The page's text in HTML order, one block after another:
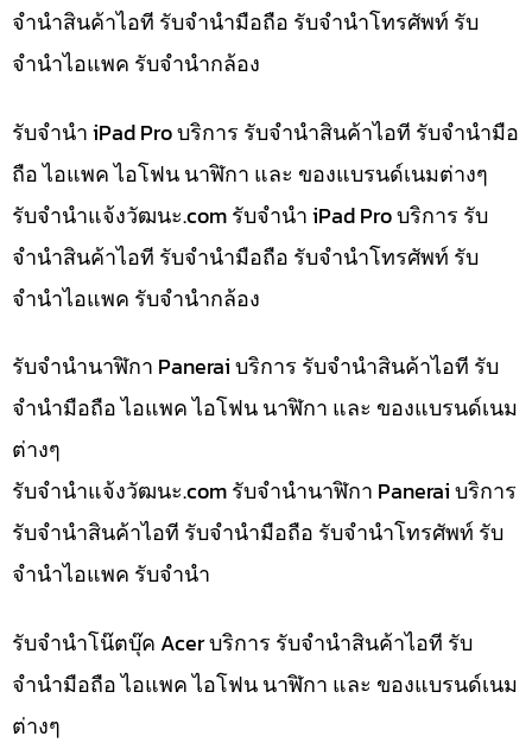
จำนำสินค้าไอที รับจำนำมือถือ รับจำนำโทรศัพท์ รับ
จำนำไอแพค รับจำนำกล้อง
รับจำนำ iPad Pro บริการ รับจำนำสินค้าไอที รับจำนำมือ
ถือ ไอแพค ไอโฟน นาฬิกา และ ของแบรนด์เนมต่างๆ
รับจํานําแจ้งวัฒนะ.com รับจำนำ iPad Pro บริการ รับ
จำนำสินค้าไอที รับจำนำมือถือ รับจำนำโทรศัพท์ รับ
จำนำไอแพค รับจำนำกล้อง
รับจำนำนาฬิกา Panerai บริการ รับจำนำสินค้าไอที รับ
จำนำมือถือ ไอแพค ไอโฟน นาฬิกา และ ของแบรนด์เนม
ต่างๆ
รับจํานําแจ้งวัฒนะ.com รับจำนำนาฬิกา Panerai บริการ
รับจำนำสินค้าไอที รับจำนำมือถือ รับจำนำโทรศัพท์ รับ
จำนำไอแพค รับจำนำ
รับจำนำโน๊ตบุ๊ค Acer บริการ รับจำนำสินค้าไอที รับ
จำนำมือถือ ไอแพค ไอโฟน นาฬิกา และ ของแบรนด์เนม
ต่างๆ